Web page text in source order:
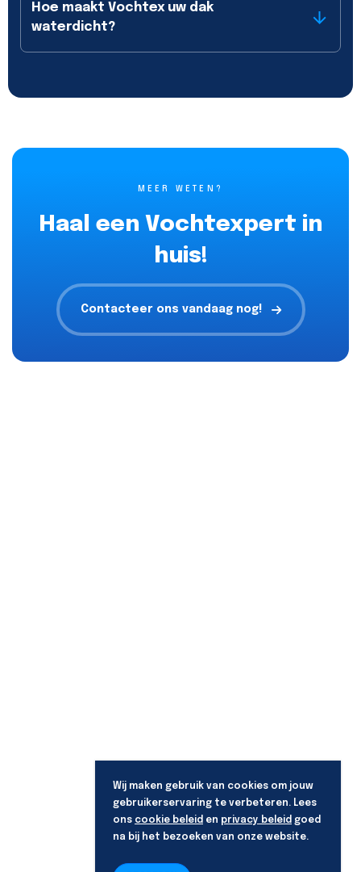
Hoe maakt Vochtex uw dak
waterdicht?
MEER WETEN?
Haal een Vochtexpert in
huis!
Contacteer ons vandaag nog!
Wij maken gebruik van cookies om jouw
gebruikerservaring te verbeteren. Lees
ons cookie beleid en privacy beleid goed
na bij het bezoeken van onze website.